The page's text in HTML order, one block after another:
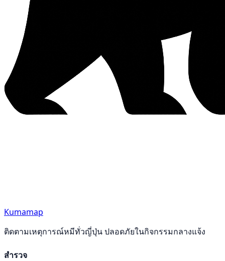
Kumamap
ติดตามเหตุการณ์หมีทั่วญี่ปุ่น ปลอดภัยในกิจกรรมกลางแจ้ง
สำรวจ